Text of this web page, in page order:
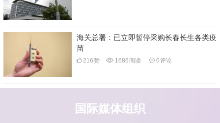
海关总署：已立即暂停采购长春长生各类疫
苗
216赞 1686 阅读 0评论
国际媒体组织